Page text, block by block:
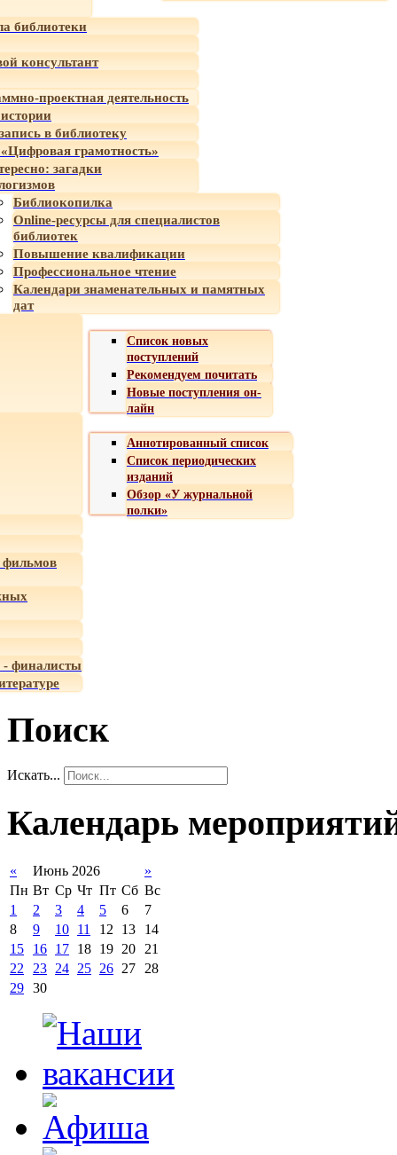
библиотеки
консультант
проектная деятельность
в библиотеку
грамотность»
загадки
Библиокопилка
Online-ресурсы для специалистов
библиотек
Повышение квалификации
Профессиональное чтение
Календари знаменательных и памятных
дат
Список новых
поступлений
Рекомендуем почитать
Новые поступления он-
лайн
Аннотированный список
Список периодических
изданий
Обзор «У журнальной
полки»
- финалисты
Поиск
Искать...
Календарь
« Июнь 2026
»
Пн Вт Ср Чт Пт Сб Вс
1
2 3 4 5 6
7
8
9 10 11 12 13
14
15
16 17 18 19 20
21
22
23 24 25 26 27
28
29 30